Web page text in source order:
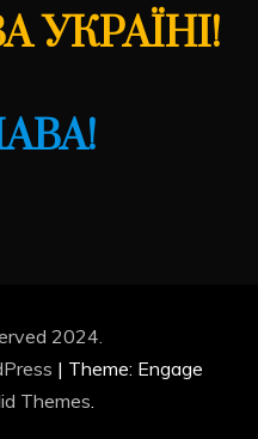
УКРАЇНІ!
2024.
| Theme: Engage
Themes